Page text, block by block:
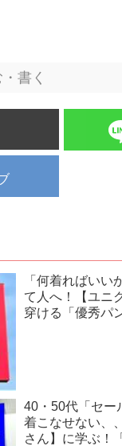
書く
「何着ればいい
て人へ！【ユニ
穿ける「優秀パ
40・50代「セー
着こなせない、
さん】に学ぶ！